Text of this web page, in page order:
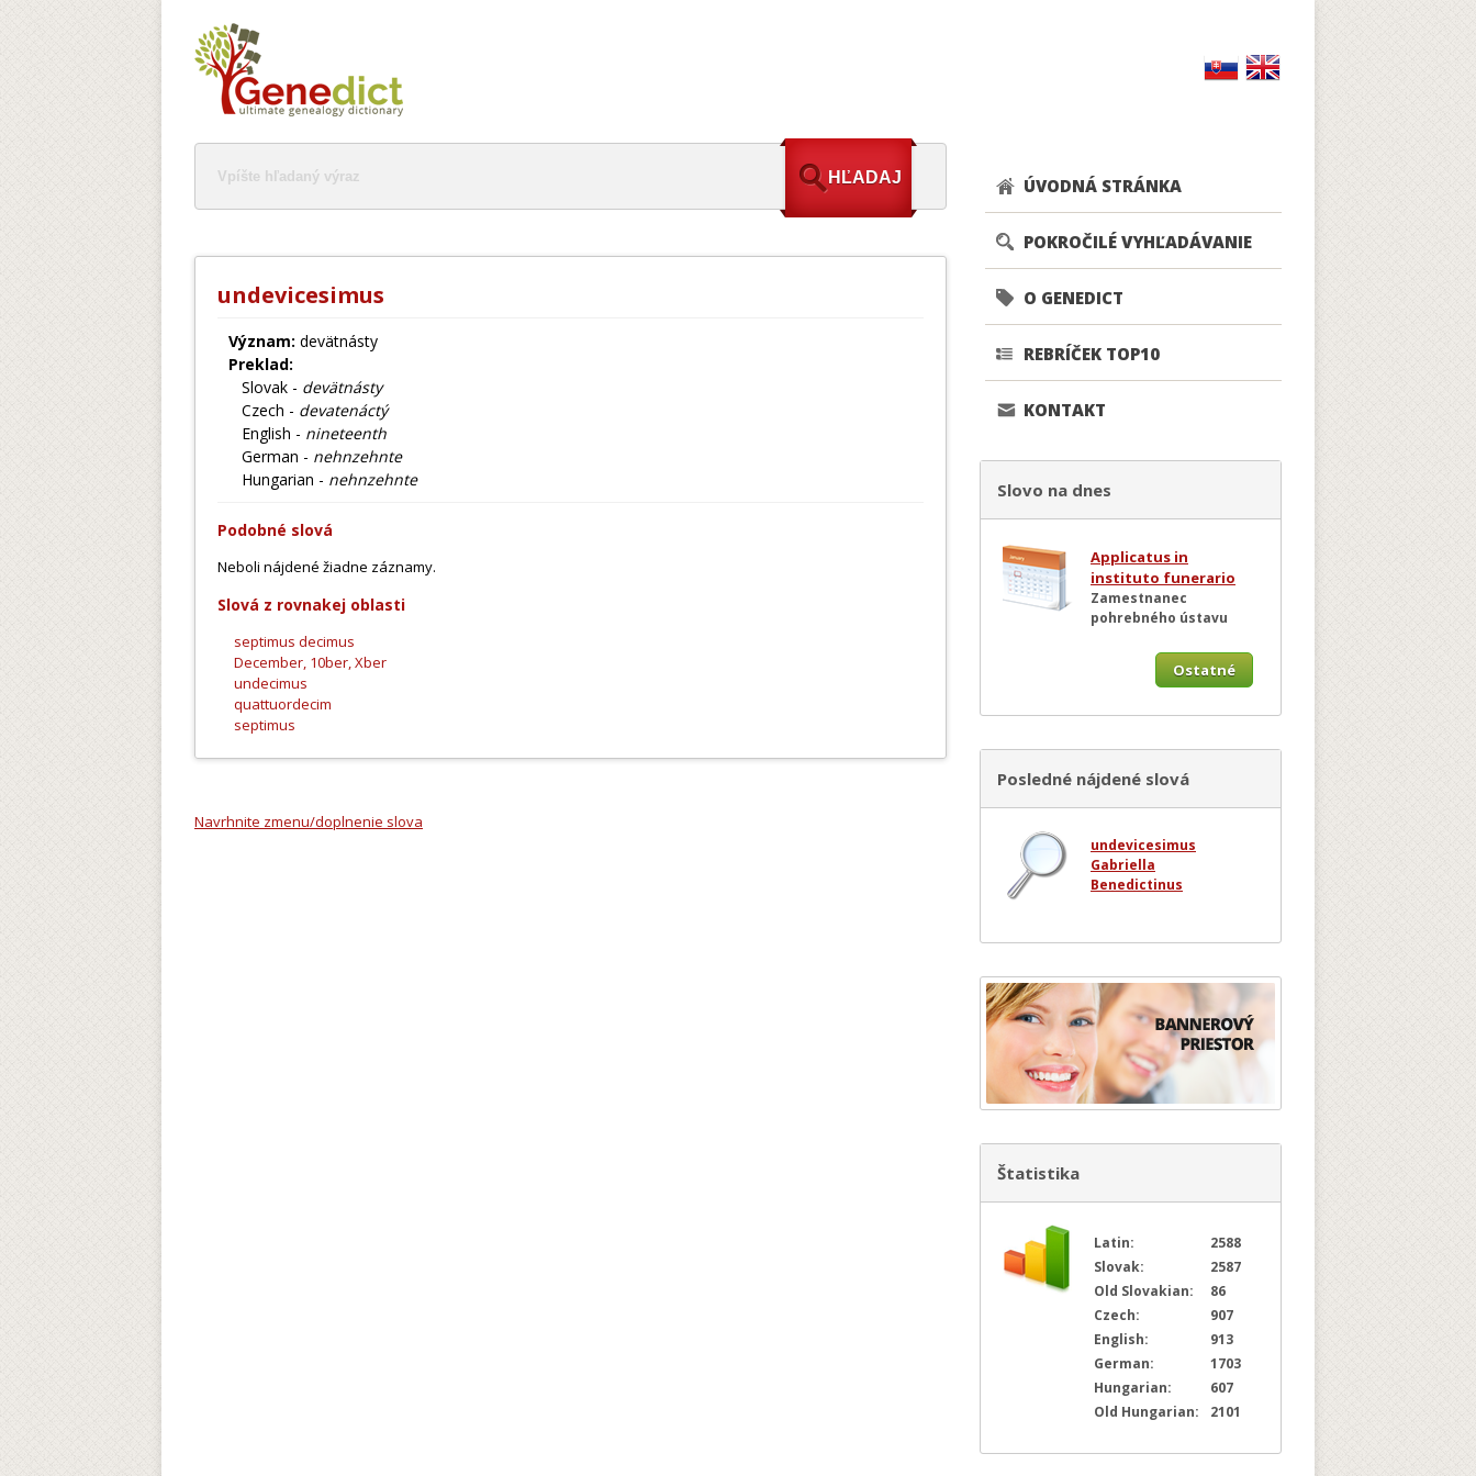
undevicesimus
Význam: devätnásty
Preklad:
Slovak - devätnásty
Czech - devatenáctý
English - nineteenth
German - nehnzehnte
Hungarian - nehnzehnte
Podobné slová
Neboli nájdené žiadne záznamy.
Slová z rovnakej oblasti
septimus decimus
December, 10ber, Xber
undecimus
quattuordecim
septimus
Navrhnite zmenu/doplnenie slova
ÚVODNÁ STRÁNKA
POKROČILÉ VYHĽADÁVANIE
O GENEDICT
REBRÍČEK TOP10
KONTAKT
Slovo na dnes
Applicatus in
instituto funerario
Zamestnanec
pohrebného ústavu
Ostatné
Posledné nájdené slová
undevicesimus
Gabriella
Benedictinus
Štatistika
Latin:
2588
Slovak:
2587
Old Slovakian:
86
Czech:
907
English:
913
German:
1703
Hungarian:
607
Old Hungarian:
2101